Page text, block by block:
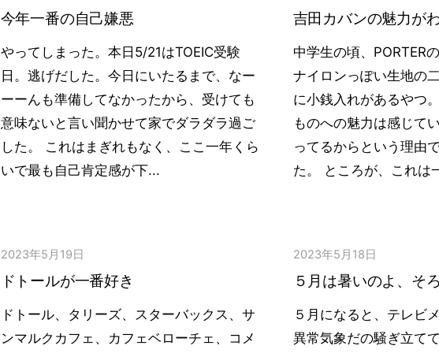
今年一番の自己嫌悪
やってしまった。本日5/21はTOEIC受験
日。逃げだした。今日にいたるまで、なー
ーーんも準備してなかったから、受けても
意味ないと言い聞かせて家でダラダラ過ご
した。 これはまぎれもなく、ここ一年くら
いで最も自己肯定感が下...
吉田カバンの魅力が
中学生の頃、PORTER
ナイロンっぽい生地の
に小銭入れがあるやつ
ものへの魅力は感じて
ってるからという理由
た。 ところが、これは
2023年5月19日
ドトールが一番好き
ドトール、タリーズ、スターバックス、サ
ンマルクカフェ、カフェベローチェ、コメ
2023年5月18日
５月は暑いのよ、そ
５月になると、テレビ
異常気象だの騒ぎ立て